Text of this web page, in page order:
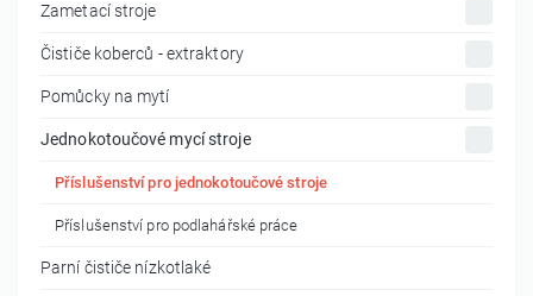
Zametací stroje
Čističe koberců - extraktory
Pomůcky na mytí
Jednokotoučové mycí stroje
Příslušenství pro jednokotoučové stroje
Příslušenství pro podlahářské práce
Parní čističe nízkotlaké